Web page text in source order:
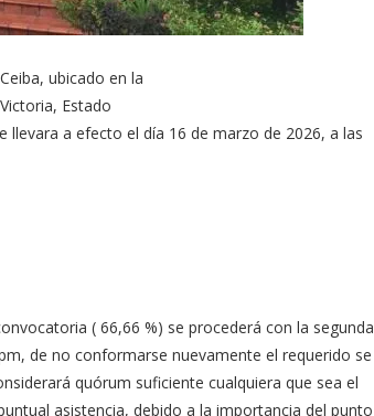
ubicado en la
Estado
llevara a efecto el día 16 de marzo de 2026, a las
( 66,66 %) se procederá con la segunda
de no conformarse nuevamente el requerido se
quórum suficiente cualquiera que sea el
asistencia, debido a la importancia del punto